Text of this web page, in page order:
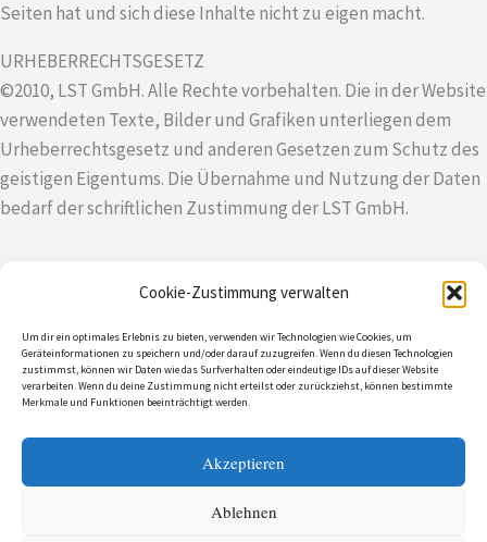
Cookie-Zustimmung verwalten
Um dir ein optimales Erlebnis zu bieten, verwenden wir Technologien wie Cookies, um
Geräteinformationen zu speichern und/oder darauf zuzugreifen. Wenn du diesen Technologien
zustimmst, können wir Daten wie das Surfverhalten oder eindeutige IDs auf dieser Website
verarbeiten. Wenn du deine Zustimmung nicht erteilst oder zurückziehst, können bestimmte
Merkmale und Funktionen beeinträchtigt werden.
Akzeptieren
Ablehnen
Seiten hat und sich diese Inhalte nicht zu eigen macht.
URHEBERRECHTSGESETZ
©2010, LST GmbH. Alle Rechte vorbehalten. Die in der Website
verwendeten Texte, Bilder und Grafiken unterliegen dem
Urheberrechtsgesetz und anderen Gesetzen zum Schutz des
geistigen Eigentums. Die Übernahme und Nutzung der Daten
bedarf der schriftlichen Zustimmung der LST GmbH.
Impressum
Cookie-Richtlinie (EU)